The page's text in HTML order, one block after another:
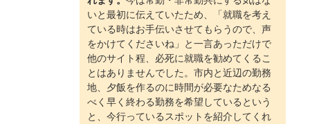
いと最初に伝えていたため、「就職を考え
ている時はお手伝いさせてもらうので、声
をかけてくださいね」と一言あっただけで
他のサイト程、必死に就職を勧めてくるこ
とはありませんでした。市内と近辺の勤務
地、夕飯を作るのに時間が必要なためなる
べく早く終わる勤務を希望しているという
と、今行っているスポットを紹介してくれ